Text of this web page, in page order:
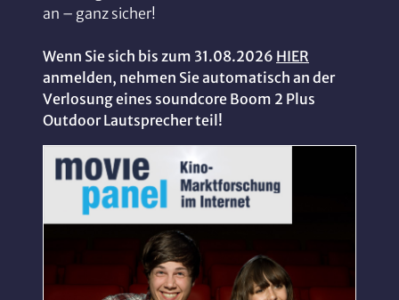
an – ganz sicher!
Wenn Sie sich bis zum 31.08.2026 HIER
anmelden, nehmen Sie automatisch an der
Verlosung eines soundcore Boom 2 Plus
Outdoor Lautsprecher teil!